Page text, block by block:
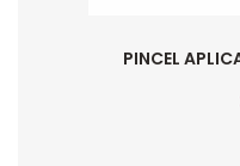
PINCEL